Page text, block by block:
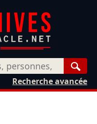
Recherche avancée